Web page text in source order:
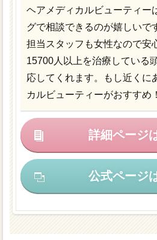
ヘアメディカルビューティー
グで相談できるのが嬉しいで
担当スタッフも女性なので安
15700人以上を治療している
応してくれます。もし近くに
カルビューティーがおすすめ！
詳細ページ
公式ページ